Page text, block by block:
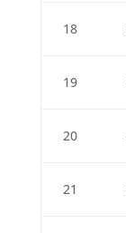
18
19
20
21